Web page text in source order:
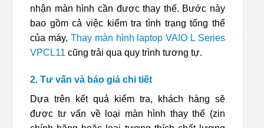
nhận màn hình cần được thay thế. Bước này
bao gồm cả việc kiểm tra tình trạng tổng thể
của máy. Thay màn hình laptop VAIO L Series
VPCL11 cũng trải qua quy trình tương tự.
2. Tư vấn và báo giá chi tiết
Dựa trên kết quả kiểm tra, khách hàng sẽ
được tư vấn về loại màn hình thay thế (zin